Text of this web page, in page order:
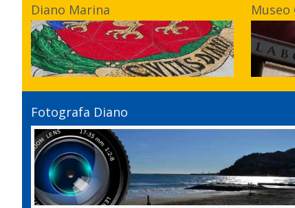
Diano Marina Museo
Fotografa Diano